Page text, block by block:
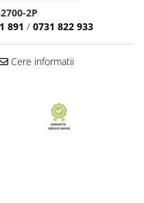
2P
891 / 0731 822 933
Cere informatii